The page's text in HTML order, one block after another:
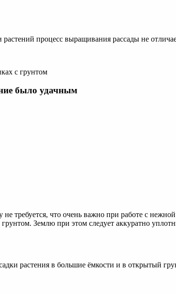
процесс выращивания рассады не
с грунтом
было удачным
требуется, что очень важно при работе с
Землю при этом следует аккуратно
растения в большие ёмкости и в открытый